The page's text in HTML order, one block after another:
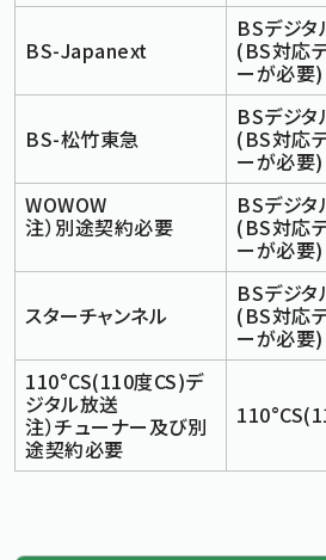
BS-Japanext
BSデジタ
(BS対応
ーが必要)
BS-松竹東急
BSデジタ
(BS対応
ーが必要)
WOWOW
注）別途契約必要
BSデジタ
(BS対応
ーが必要)
スターチャンネル
BSデジタ
(BS対応
ーが必要)
110°CS(110度CS)デ
ジタル放送
注）チューナー及び別
途契約必要